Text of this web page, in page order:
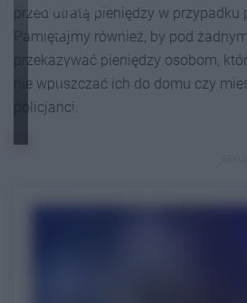
przed utratą pieniędzy w przypadku
Pamiętajmy również, by pod
przekazywać pieniędzy osobom,
nie wpuszczać ich do domu czy
policjanci.
końcu się
doigrał.
37-letni
rudzianin
trafił do
aresztu